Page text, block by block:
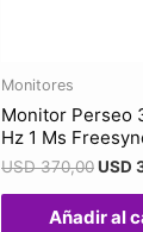
Monitores
Monitor Perseo
Hz 1 Ms
USD370,00USD
Añadir al